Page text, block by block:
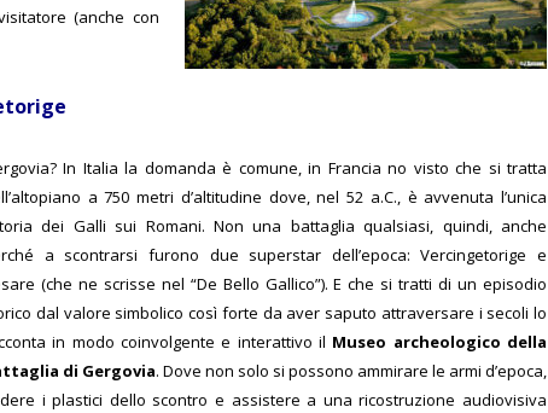
(anche con
In Italia la domanda è comune, in Francia no visto che si tratta
a 750 metri d’altitudine dove, nel 52 a.C., è avvenuta l’unica
dei Galli sui Romani. Non una battaglia qualsiasi, quindi, anche
a scontrarsi furono due superstar dell’epoca: Vercingetorige e
(che ne scrisse nel “De Bello Gallico”). E che si tratti di un episodio
dal valore simbolico così forte da aver saputo attraversare i secoli lo
in modo coinvolgente e interattivo il Museo archeologico della
di Gergovia. Dove non solo si possono ammirare le armi d’epoca,
i plastici dello scontro e assistere a una ricostruzione audiovisiva